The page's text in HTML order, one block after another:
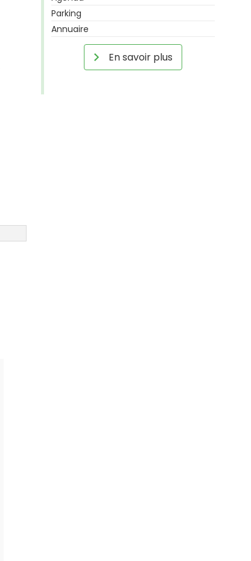
Parking
Annuaire
En savoir plus